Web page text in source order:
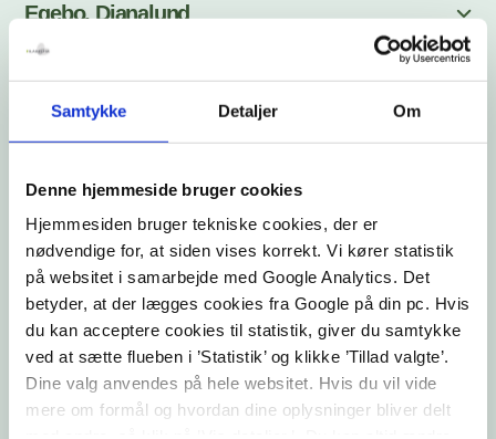
Samtykke Detaljer Om
Denne hjemmeside bruger cookies
Hjemmesiden bruger tekniske cookies, der er
nødvendige for, at siden vises korrekt. Vi kører statistik
på websitet i samarbejde med Google Analytics. Det
betyder, at der lægges cookies fra Google på din pc. Hvis
du kan acceptere cookies til statistik, giver du samtykke
ved at sætte flueben i ’Statistik’ og klikke ’Tillad valgte’.
Dine valg anvendes på hele websitet. Hvis du vil vide
mere om formål og hvordan dine oplysninger bliver delt
Egebo, Dianalund
Stormly, Juelsminde
Center of Rehabilitation
STU
School for Children with Special Needs